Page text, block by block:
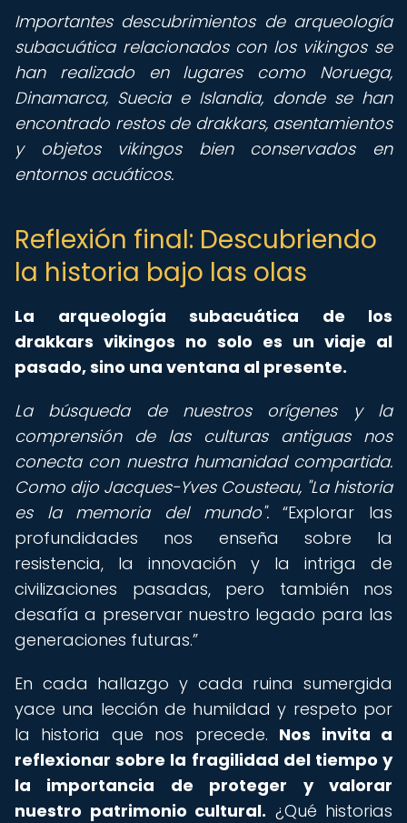
Importantes descubrimientos de arqueología
subacuática relacionados con los vikingos se
han realizado en lugares como Noruega,
Dinamarca, Suecia e Islandia, donde se han
encontrado restos de drakkars, asentamientos
y objetos vikingos bien conservados en
entornos acuáticos.
Reflexión final: Descubriendo
la historia bajo las olas
La arqueología subacuática de los
drakkars vikingos no solo es un viaje al
pasado, sino una ventana al presente.
La búsqueda de nuestros orígenes y la
comprensión de las culturas antiguas nos
conecta con nuestra humanidad compartida.
Como dijo Jacques-Yves Cousteau, "La historia
es la memoria del mundo".
Explorar las
profundidades nos enseña sobre la
resistencia, la innovación y la intriga de
civilizaciones pasadas, pero también nos
desafía a preservar nuestro legado para las
generaciones futuras.
En cada hallazgo y cada ruina sumergida
yace una lección de humildad y respeto por
la historia que nos precede. Nos invita a
reflexionar sobre la fragilidad del tiempo y
la importancia de proteger y valorar
nuestro patrimonio cultural. ¿Qué historias